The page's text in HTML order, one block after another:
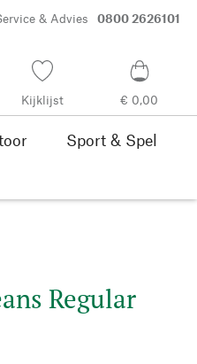
& Advies 0800 2626101
Kijklijst € 0,00
Sport & Spel
Regular